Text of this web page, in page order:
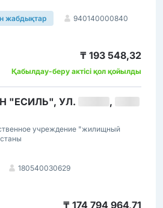
жабдықтар 940140000840
₸ 193 548,32
Қабылдау-беру актісі қол қойылды
"ЕСИЛЬ", УЛ. ,
учреждение "жилищный
180540030629
₸ 174 794 964,71